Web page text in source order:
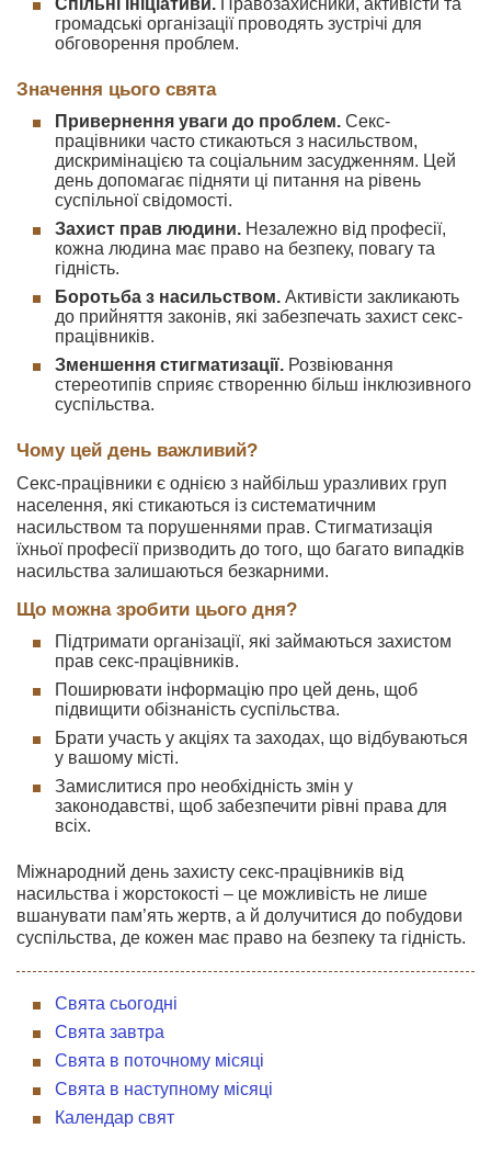
Спільні ініціативи. Правозахисники, активісти та
громадські організації проводять зустрічі для
обговорення проблем.
Значення цього свята
Привернення уваги до проблем. Секс-
працівники часто стикаються з насильством,
дискримінацією та соціальним засудженням. Цей
день допомагає підняти ці питання на рівень
суспільної свідомості.
Захист прав людини. Незалежно від професії,
кожна людина має право на безпеку, повагу та
гідність.
Боротьба з насильством. Активісти закликають
до прийняття законів, які забезпечать захист секс-
працівників.
Зменшення стигматизації. Розвіювання
стереотипів сприяє створенню більш інклюзивного
суспільства.
Чому цей день важливий?
Секс-працівники є однією з найбільш уразливих груп
населення, які стикаються із систематичним
насильством та порушеннями прав. Стигматизація
їхньої професії призводить до того, що багато випадків
насильства залишаються безкарними.
Що можна зробити цього дня?
Підтримати організації, які займаються захистом
прав секс-працівників.
Поширювати інформацію про цей день, щоб
підвищити обізнаність суспільства.
Брати участь у акціях та заходах, що відбуваються
у вашому місті.
Замислитися про необхідність змін у
законодавстві, щоб забезпечити рівні права для
всіх.
Міжнародний день захисту секс-працівників від
насильства і жорстокості – це можливість не лише
вшанувати пам’ять жертв, а й долучитися до побудови
суспільства, де кожен має право на безпеку та гідність.
Свята сьогодні
Свята завтра
Свята в поточному місяці
Свята в наступному місяці
Календар свят